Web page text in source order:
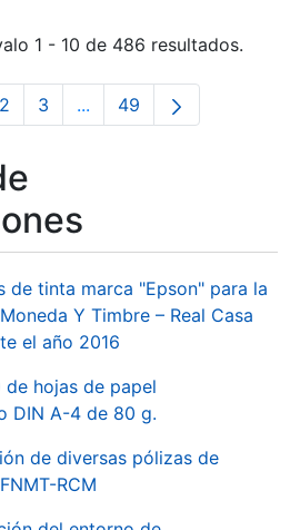
1 - 10 de 486 resultados.
Página
2 Página
3 ...Páginas intermedias Use
Página
49
de tinta marca "Epson" para la
Y Timbre – Real Casa
el año 2016
hojas de papel
DIN A-4 de 80 g.
de diversas pólizas de
RCM